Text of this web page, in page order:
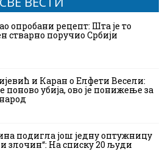
опробани рецепт: Шта је то
стварно поручио Србији
и Каран о Елфети Весели:
поново убија, ово је понижење за
подигла још једну оптужницу
злочин“: На списку 20 људи